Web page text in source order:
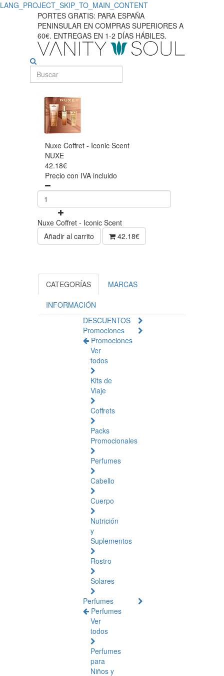
LANG_PROJECT_SKIP_TO_MAIN_CONTENT
PORTES GRATIS: PARA ESPAÑA
PENINSULAR EN COMPRAS SUPERIORES A
60€. ENTREGAS EN 1-2 DÍAS HÁBILES.
Nuxe Coffret - Iconic Scent
NUXE
42.18€
Precio con IVA incluido
Nuxe Coffret - Iconic Scent
Añadir al carrito
42.18€
CATEGORÍAS MARCAS
INFORMACIÓN
DESCUENTOS
Promociones
Promociones
Ver
todos
Kits de
Viaje
Coffrets
Packs
Promocionales
Perfumes
Cabello
Cuerpo
Nutrición
y
Suplementos
Rostro
Solares
Perfumes
Perfumes
Ver
todos
Perfumes
para
Niños y